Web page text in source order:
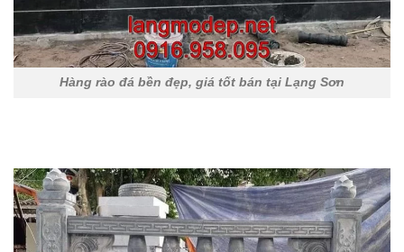
Hàng rào đá bền đẹp, giá tốt bán tại Lạng Sơn